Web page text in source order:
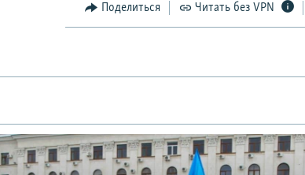
Поделиться Читать без VPN